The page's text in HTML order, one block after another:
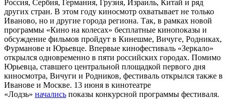
Россия, Сербия, Германия, Грузия, Израиль, Китай и ряд
других стран. В этом году киносмотр охватывает не только
Иваново, но и другие города региона. Так, в рамках новой
программы «Кино на колесах» бесплатные кинопоказы и
обсуждение фильмов пройдут в Кинешме, Вичуге, Родниках,
Фурманове и Юрьевце. Впервые кинофестиваль «Зеркало»
открылся одновременно в пяти российских городах. Помимо
Юрьевца, ставшего центральной площадкой первого дня
киносмотра, Вичуги и Родников, фестиваль открылся также в
Иванове и Москве. 13 июня в кинотеатре
«Лодзь» начались показы конкурсной программы фестиваля.